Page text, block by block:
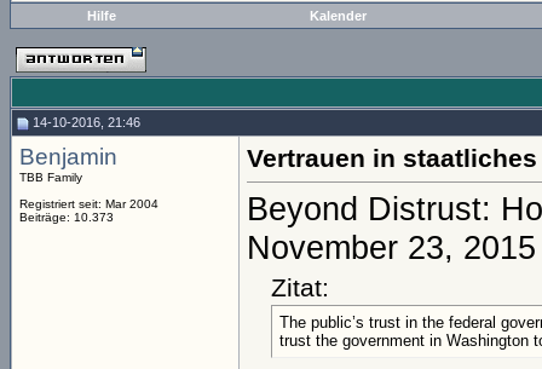
Hilfe Kalender
14-10-2016, 21:46
Benjamin
TBB Family
Registriert seit: Mar 2004
Beiträge: 10.373
Vertrauen in
Beyond Distrust:
November 23, 2015
Zitat:
The public’s trust in the federal
trust the government in Washington